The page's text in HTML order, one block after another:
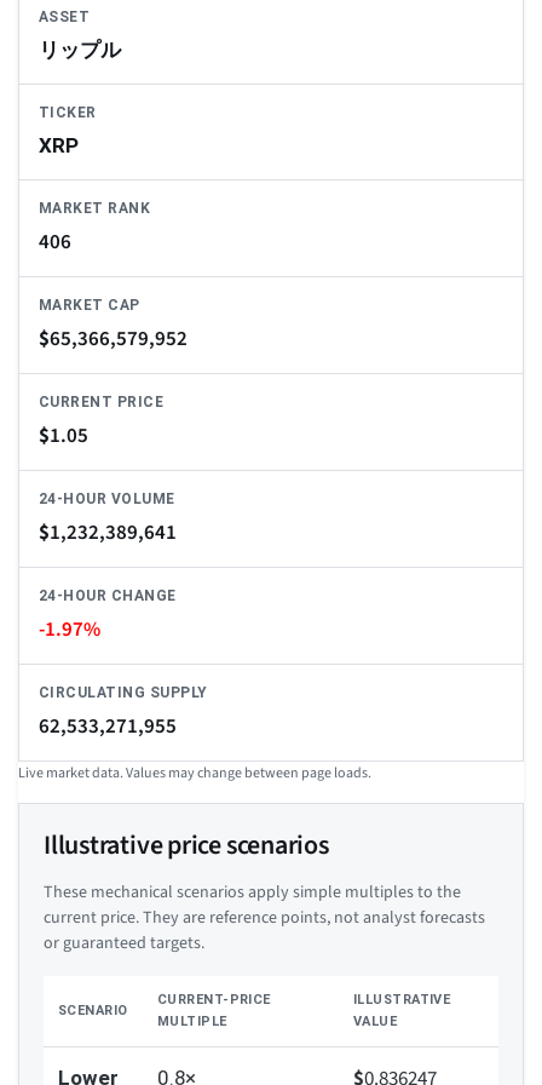
ASSET
リップル
TICKER
XRP
MARKET RANK
406
MARKET CAP
$65,366,579,952
CURRENT PRICE
$1.05
24-HOUR VOLUME
$1,232,389,641
24-HOUR CHANGE
-1.97%
CIRCULATING SUPPLY
62,533,271,955
Live market data. Values may change between page loads.
Illustrative price scenarios
These mechanical scenarios apply simple multiples to the
current price. They are reference points, not analyst forecasts
or guaranteed targets.
SCENARIO
CURRENT-PRICE
MULTIPLE
ILLUSTRATIVE
VALUE
Lower 0.8× $0.836247